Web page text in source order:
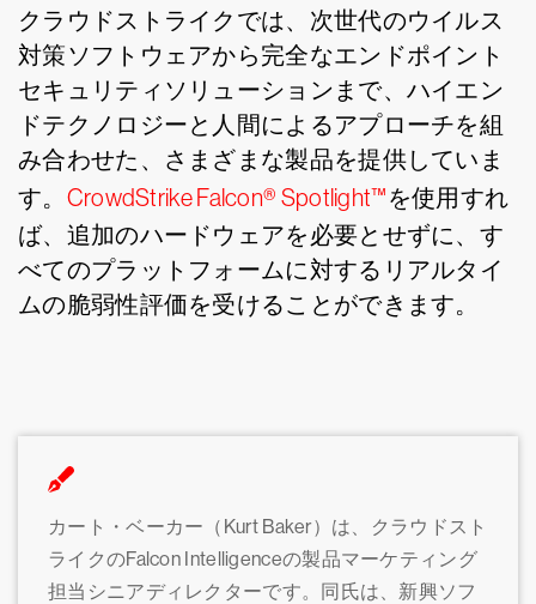
クラウドストライクでは、次世代のウイルス
対策ソフトウェアから完全なエンドポイント
セキュリティソリューションまで、ハイエン
ドテクノロジーと人間によるアプローチを組
み合わせた、さまざまな製品を提供していま
す。 CrowdStrike Falcon® Spotlight™を使用すれ
ば、追加のハードウェアを必要とせずに、す
べてのプラットフォームに対するリアルタイ
ムの脆弱性評価を受けることができます。
カート・ベーカー（Kurt Baker）は、クラウドスト
ライクのFalcon Intelligenceの製品マーケティング
担当シニアディレクターです。同氏は、新興ソフ